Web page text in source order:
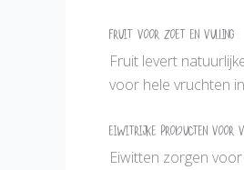
Fruit voor zoet en vulling
Fruit levert
voor hele vruchten
Eiwitrijke producten voor
Eiwitten zorgen